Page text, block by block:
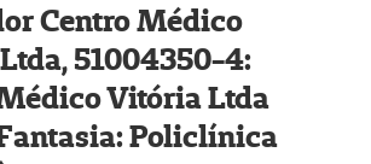
Centro Médico
51004350-4:
Vitória Ltda
Policlínica